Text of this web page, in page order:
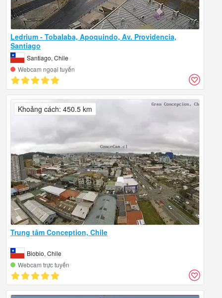
Ledrium - Tobalaba, Apoquindo, Av. Providencia,
Santiago
Santiago, Chile
Webcam ngoại tuyến
Trung tâm Conception, Chile
Biobio, Chile
Webcam trực tuyến
Khoảng cách: 450.5 km